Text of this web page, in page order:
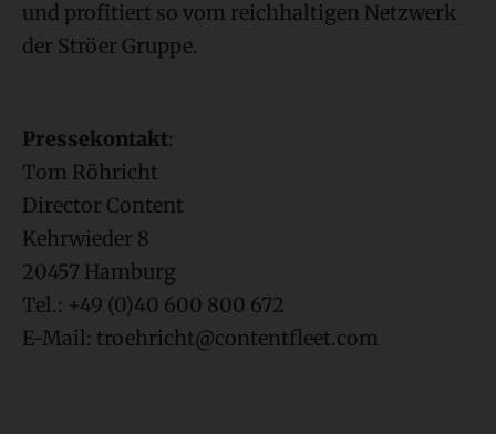
und profitiert so vom reichhaltigen Netzwerk
der Ströer Gruppe.
Pressekontakt:
Tom Röhricht
Director Content
Kehrwieder 8
20457 Hamburg
Tel.: +49 (0)40 600 800 672
E-Mail: